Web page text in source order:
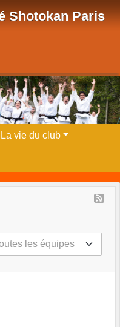
Shotokan Paris
La vie du club